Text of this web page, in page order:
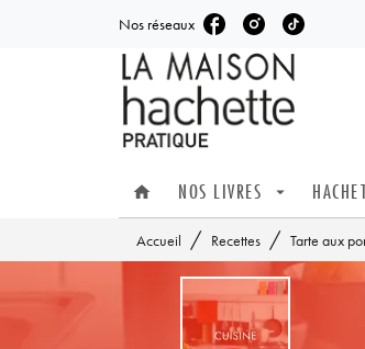
MENU RECHERCHE
Nos réseaux
home NOS LIVRES arrow_drop_down
Accueil / Recettes / Tarte aux